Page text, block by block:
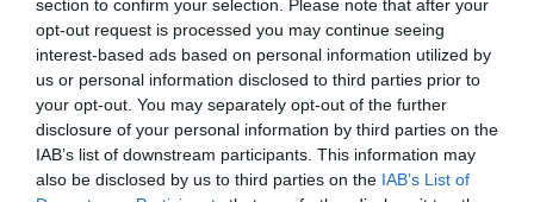
section to confirm your selection. Please note that after your
opt-out request is processed you may continue seeing
interest-based ads based on personal information utilized by
us or personal information disclosed to third parties prior to
your opt-out. You may separately opt-out of the further
disclosure of your personal information by third parties on the
IAB’s list of downstream participants. This information may
also be disclosed by us to third parties on the IAB’s List of